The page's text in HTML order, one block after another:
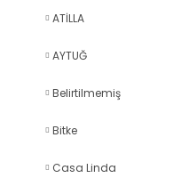
ATİLLA
AYTUĞ
Belirtilmemiş
Bitke
Casa Linda